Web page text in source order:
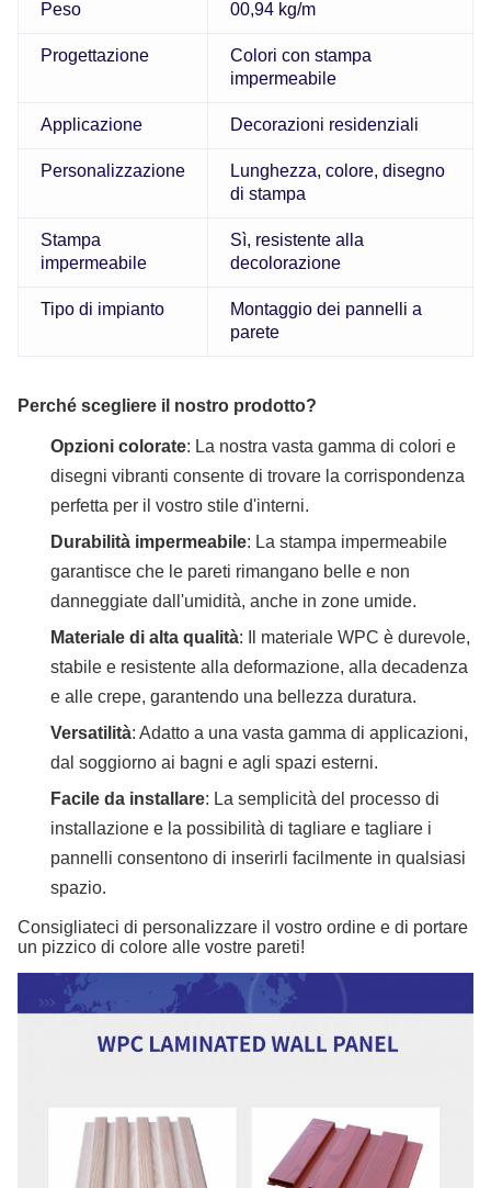
Peso 00,94 kg/m
Progettazione
Colori con stampa
impermeabile
Applicazione Decorazioni residenziali
Personalizzazione
Lunghezza, colore, disegno
di stampa
Stampa
impermeabile
Sì, resistente alla
decolorazione
Tipo di impianto
Montaggio dei pannelli a
parete
Perché scegliere il nostro prodotto?
Opzioni colorate: La nostra vasta gamma di colori e
disegni vibranti consente di trovare la corrispondenza
perfetta per il vostro stile d'interni.
Durabilità impermeabile: La stampa impermeabile
garantisce che le pareti rimangano belle e non
danneggiate dall'umidità, anche in zone umide.
Materiale di alta qualità: Il materiale WPC è durevole,
stabile e resistente alla deformazione, alla decadenza
e alle crepe, garantendo una bellezza duratura.
Versatilità: Adatto a una vasta gamma di applicazioni,
dal soggiorno ai bagni e agli spazi esterni.
Facile da installare: La semplicità del processo di
installazione e la possibilità di tagliare e tagliare i
pannelli consentono di inserirli facilmente in qualsiasi
spazio.
Consigliateci di personalizzare il vostro ordine e di portare
un pizzico di colore alle vostre pareti!